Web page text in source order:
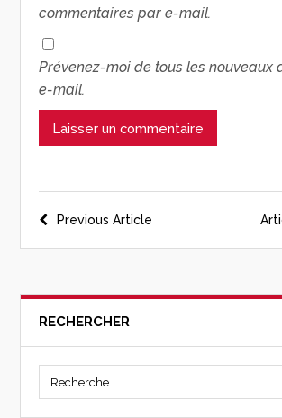
commentaires par e-mail.
Prévenez-moi de tous les nouveaux
e-mail.
Previous Article
RECHERCHER